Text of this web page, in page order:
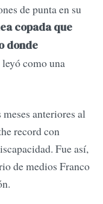
de punta en su
copada que
donde
leyó como una
anteriores al
record con
Fue así,
de medios Franco